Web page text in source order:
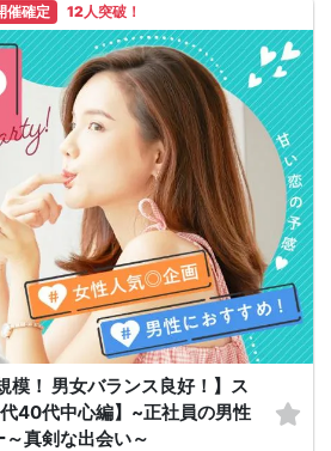
催確定 12人突破！
模！ 男女バランス良好！】ス
40代中心編】~正社員の男性
真剣な出会い～